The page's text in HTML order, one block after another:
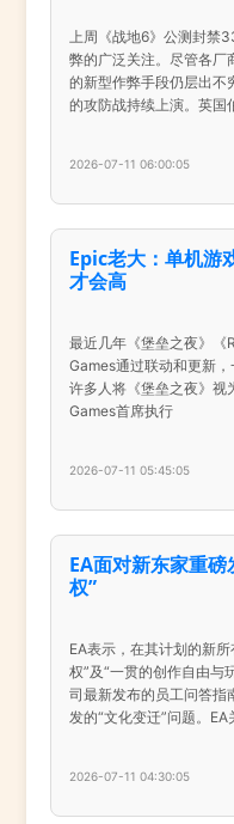
上周《战地6》公测封禁
弊的广泛关注。尽管各厂
的新型作弊手段仍层出不
的攻防战持续上演。英国
2026-07-11 06:00:05
Epic老大：单机游
才会高
最近几年《堡垒之夜》《
Games通过联动和更新
许多人将《堡垒之夜》视
Games首席执行
2026-07-11 05:45:05
EA面对新东家重
权”
EA表示，在其计划的新
权”及“一贯的创作自由与
司最新发布的员工问答指
发的“文化变迁”问题。EA
2026-07-11 04:30:05